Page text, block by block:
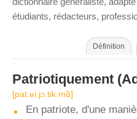
étudiants, rédacteurs,
Définition
Patriotiquement
[pat.ʁi.jɔ.tik.mɑ̃]
En patriote, d'une